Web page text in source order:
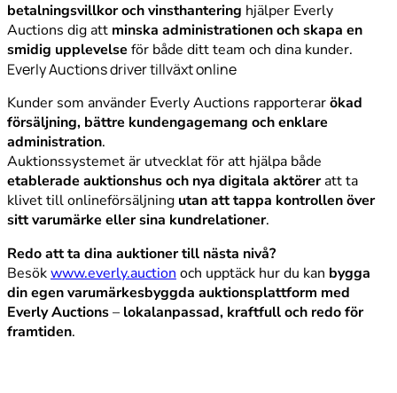
betalningsvillkor och vinsthantering hjälper Everly
Auctions dig att minska administrationen och skapa en
smidig upplevelse för både ditt team och dina kunder.
Everly Auctions driver tillväxt online
Kunder som använder Everly Auctions rapporterarökad
försäljning, bättre kundengagemang och enklare
administration.
Auktionssystemet är utvecklat för att hjälpa både
etablerade auktionshus och nya digitala aktöreratt ta
klivet till onlineförsäljning utan att tappa kontrollen över
sitt varumärke eller sina kundrelationer.
Redo att ta dina auktioner till nästa nivå?
Besökwww.everly.auction och upptäck hur du kan bygga
din egen varumärkesbyggda auktionsplattform med
Everly Auctions– lokalanpassad, kraftfull och redo för
framtiden.